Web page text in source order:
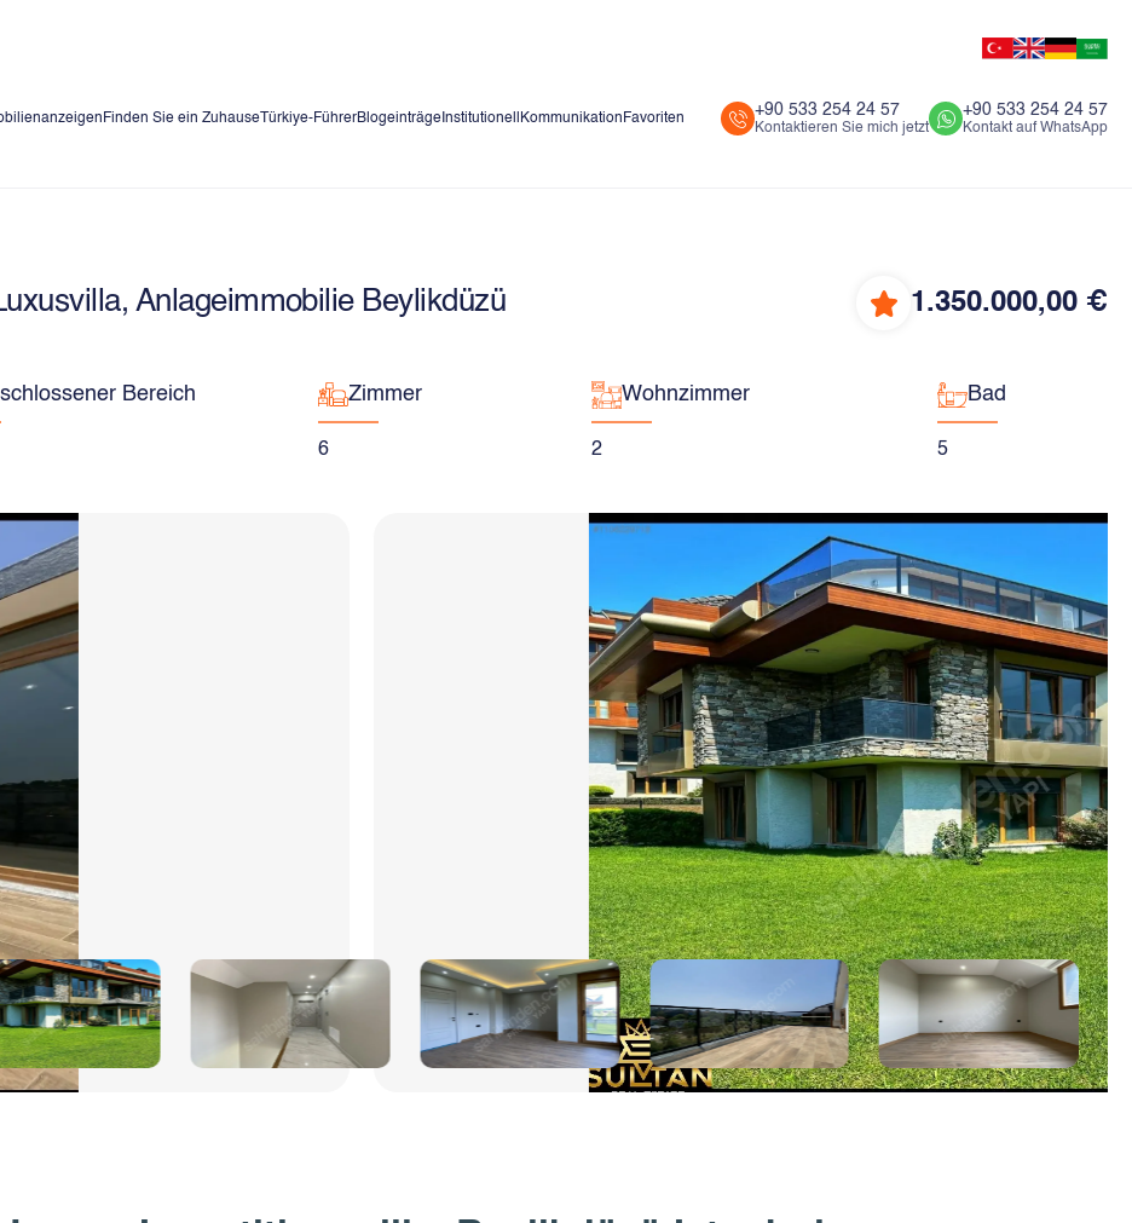
Finden Sie ein Zuhause Türkiye-FührerBlogeinträge Institutionell Kommunikation Favoriten +90 533 254 24 57
Kontaktieren Sie mich jetzt
+90 533 254 24 57
Kontakt auf WhatsApp
Anlageimmobilie Beylikdüzü 1.350.000,00 €
Bereich Zimmer
6
Wohnzimmer
2
Bad
5